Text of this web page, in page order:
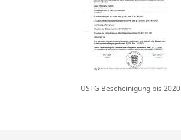
USTG Bescheinigung bis 2020